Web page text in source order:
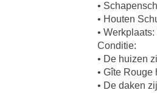
•
• Houten
•
Conditie:
• De huizen
• Gîte
• De daken